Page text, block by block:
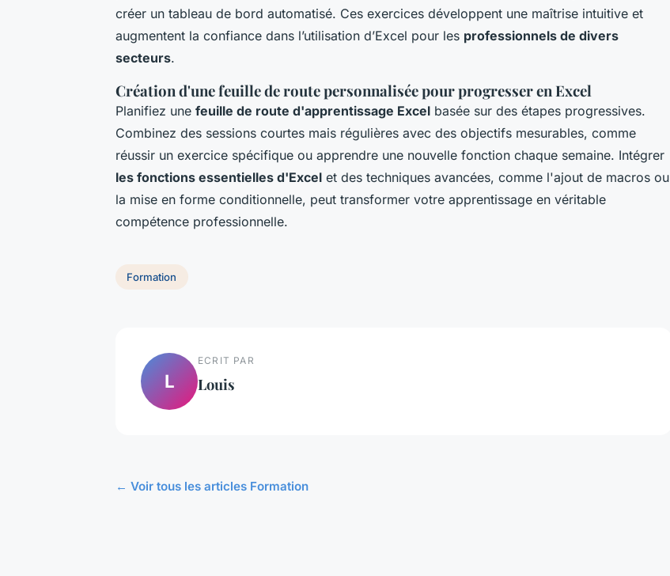
créer un tableau de bord automatisé. Ces exercices développent une maîtrise intuitive et
augmentent la confiance dans l’utilisation d’Excel pour les professionnels de divers
secteurs.
Création d'une feuille de route personnalisée pour progresser en Excel
Planifiez une feuille de route d'apprentissage Excel basée sur des étapes progressives.
Combinez des sessions courtes mais régulières avec des objectifs mesurables, comme
réussir un exercice spécifique ou apprendre une nouvelle fonction chaque semaine. Intégrer
les fonctions essentielles d'Excel et des techniques avancées, comme l'ajout de macros ou
la mise en forme conditionnelle, peut transformer votre apprentissage en véritable
compétence professionnelle.
Formation
L
ECRIT PAR
Louis
← Voir tous les articles Formation